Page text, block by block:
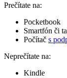
Prečítate na:
Pocketbook
Smartfón či
Počítač s
Neprečítate na:
Kindle